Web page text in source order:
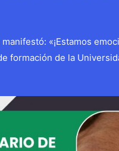
«¡Estamos
formación de la